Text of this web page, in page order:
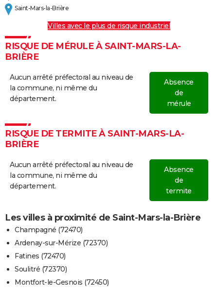
Saint-Mars-la-Brière
Villes avec le plus de risque industriel
RISQUE DE MÉRULE À SAINT-MARS-LA-
BRIÈRE
Aucun arrêté préfectoral au niveau de
la commune, ni même du
département.
Absence
de
mérule
RISQUE DE TERMITE À SAINT-MARS-LA-
BRIÈRE
Aucun arrêté préfectoral au niveau de
la commune, ni même du
département.
Absence
de
termite
Les villes à proximité de Saint-Mars-la-Brière
Champagné (72470)
Ardenay-sur-Mérize (72370)
Fatines (72470)
Soulitré (72370)
Montfort-le-Gesnois (72450)